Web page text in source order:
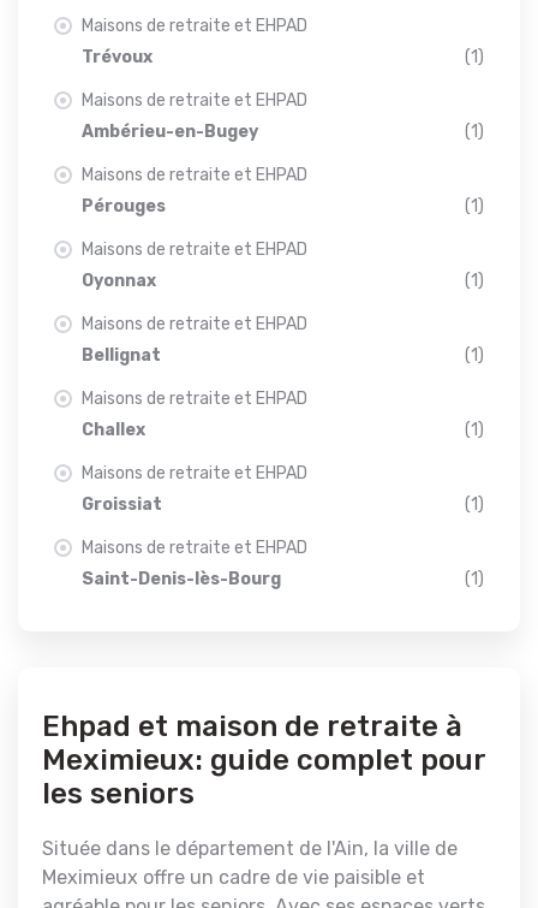
Maisons de retraite et EHPAD
Trévoux
(1)
Maisons de retraite et EHPAD
Ambérieu-en-Bugey
(1)
Maisons de retraite et EHPAD
Pérouges
(1)
Maisons de retraite et EHPAD
Oyonnax
(1)
Maisons de retraite et EHPAD
Bellignat
(1)
Maisons de retraite et EHPAD
Challex
(1)
Maisons de retraite et EHPAD
Groissiat
(1)
Maisons de retraite et EHPAD
Saint-Denis-lès-Bourg
(1)
Ehpad et maison de retraite à
Meximieux: guide complet pour
les seniors
Située dans le département de l'Ain, la ville de
Meximieux offre un cadre de vie paisible et